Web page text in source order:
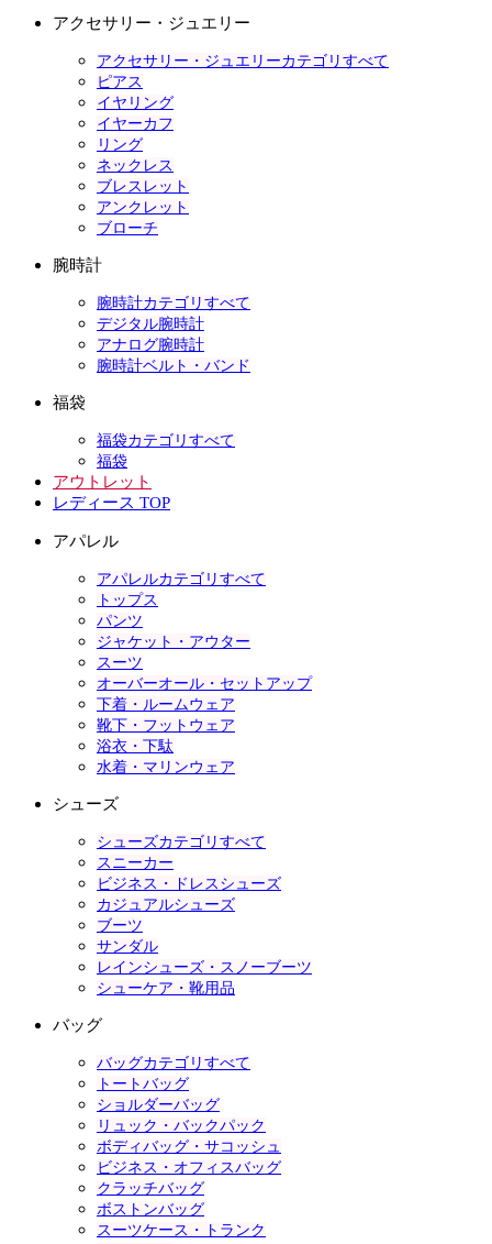
アクセサリー・ジュエリー
アクセサリー・ジュエリーカテゴリすべて
ピアス
イヤリング
イヤーカフ
リング
ネックレス
ブレスレット
アンクレット
ブローチ
腕時計
腕時計カテゴリすべて
デジタル腕時計
アナログ腕時計
腕時計ベルト・バンド
福袋
福袋カテゴリすべて
福袋
アウトレット
レディース TOP
アパレル
アパレルカテゴリすべて
トップス
パンツ
ジャケット・アウター
スーツ
オーバーオール・セットアップ
下着・ルームウェア
靴下・フットウェア
浴衣・下駄
水着・マリンウェア
シューズ
シューズカテゴリすべて
スニーカー
ビジネス・ドレスシューズ
カジュアルシューズ
ブーツ
サンダル
レインシューズ・スノーブーツ
シューケア・靴用品
バッグ
バッグカテゴリすべて
トートバッグ
ショルダーバッグ
リュック・バックパック
ボディバッグ・サコッシュ
ビジネス・オフィスバッグ
クラッチバッグ
ボストンバッグ
スーツケース・トランク